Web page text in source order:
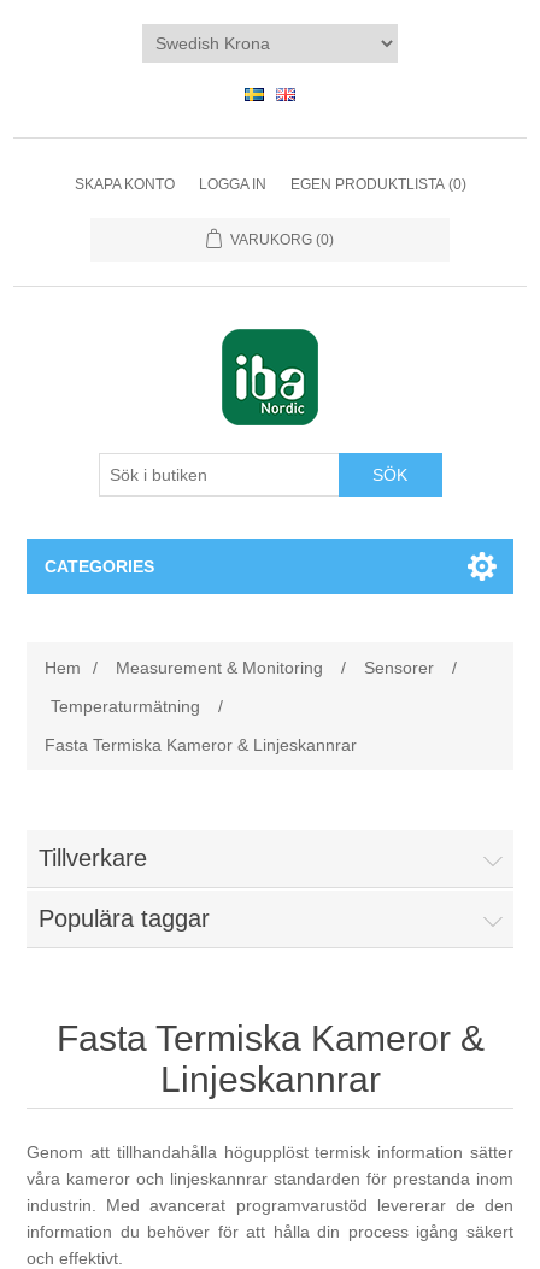
SKAPA KONTO LOGGA IN EGEN PRODUKTLISTA (0)
VARUKORG (0)
SÖK
CATEGORIES
Felsökning
Vibrationsanalys
Digitalisering
Temperaturmätning
Produkter
Downloads
Begner Machines
Hem / Measurement & Monitoring / Sensorer
/
Temperaturmätning
/
Fasta Termiska Kameror & Linjeskannrar
Tillverkare
Populära taggar
Fasta Termiska Kameror &
Linjeskannrar
Genom att tillhandahålla högupplöst termisk information sätter
våra kameror och linjeskannrar standarden för prestanda inom
industrin. Med avancerat programvarustöd levererar de den
information du behöver för att hålla din process igång säkert
och effektivt.